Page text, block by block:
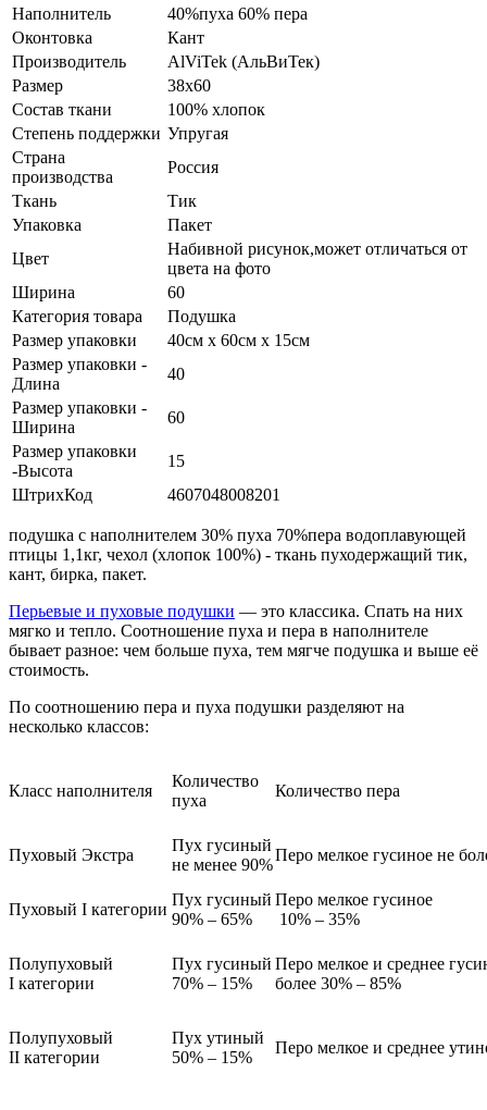
Наполнитель
40%пуха 60% пера
Оконтовка
Кант
Производитель
AlViTek (АльВиТек)
Размер
38х60
Состав ткани
100% хлопок
Степень поддержки Упругая
Страна
производства
Россия
Ткань
Тик
Упаковка
Пакет
Цвет
Набивной рисунок,может отличаться от
цвета на фото
Ширина
60
Категория товара
Подушка
Размер упаковки
40см х 60см х 15см
Размер упаковки -
Длина
40
Размер упаковки -
Ширина
60
Размер упаковки
-Высота
15
ШтрихКод
4607048008201
подушка с наполнителем 30% пуха 70%пера водоплавующей
птицы 1,1кг, чехол (хлопок 100%) - ткань пуходержащий тик,
кант, бирка, пакет.
Перьевые и пуховые подушки — это классика. Спать на них
мягко и тепло. Соотношение пуха и пера в наполнителе
бывает разное: чем больше пуха, тем мягче подушка и выше её
стоимость.
По соотношению пера и пуха подушки разделяют на
несколько классов:
Класс наполнителя
Количество
пуха
Количество пера
Пуховый Экстра
Пух гусиный
не менее 90%
Перо мелкое гусиное не
Пуховый I категории
Пух гусиный
90% – 65%
Перо мелкое гусиное
10% – 35%
Полупуховый
I категории
Пух гусиный
70% – 15%
Перо мелкое и среднее
более 30% – 85%
Полупуховый
II категории
Пух утиный
50% – 15%
Перо мелкое и среднее